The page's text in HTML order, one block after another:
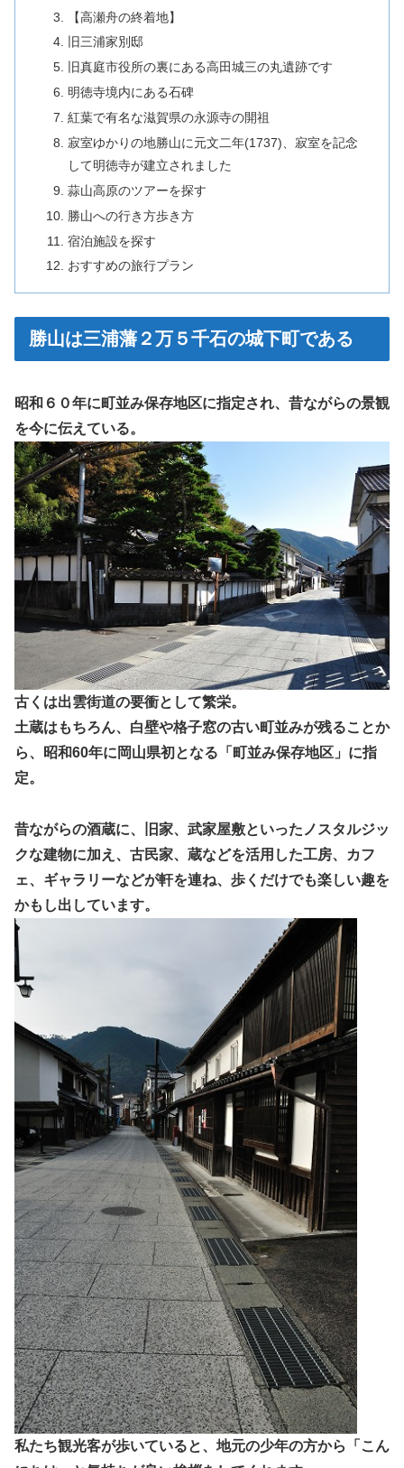
【高瀬舟の終着地】
旧三浦家別邸
旧真庭市役所の裏にある高田城三の丸遺跡です
明徳寺境内にある石碑
紅葉で有名な滋賀県の永源寺の開祖
寂室ゆかりの地勝山に元文二年(1737)、寂室を記念
して明徳寺が建立されました
蒜山高原のツアーを探す
勝山への行き方歩き方
宿泊施設を探す
おすすめの旅行プラン
勝山は三浦藩２万５千石の城下町である
昭和６０年に町並み保存地区に指定され、昔ながらの景観
を今に伝えている。
古くは出雲街道の要衝として繁栄。
土蔵はもちろん、白壁や格子窓の古い町並みが残ることか
ら、昭和60年に岡山県初となる「町並み保存地区」に指
定。
昔ながらの酒蔵に、旧家、武家屋敷といったノスタルジッ
クな建物に加え、古民家、蔵などを活用した工房、カフ
ェ、ギャラリーなどが軒を連ね、歩くだけでも楽しい趣を
かもし出しています。
私たち観光客が歩いていると、地元の少年の方から「こん